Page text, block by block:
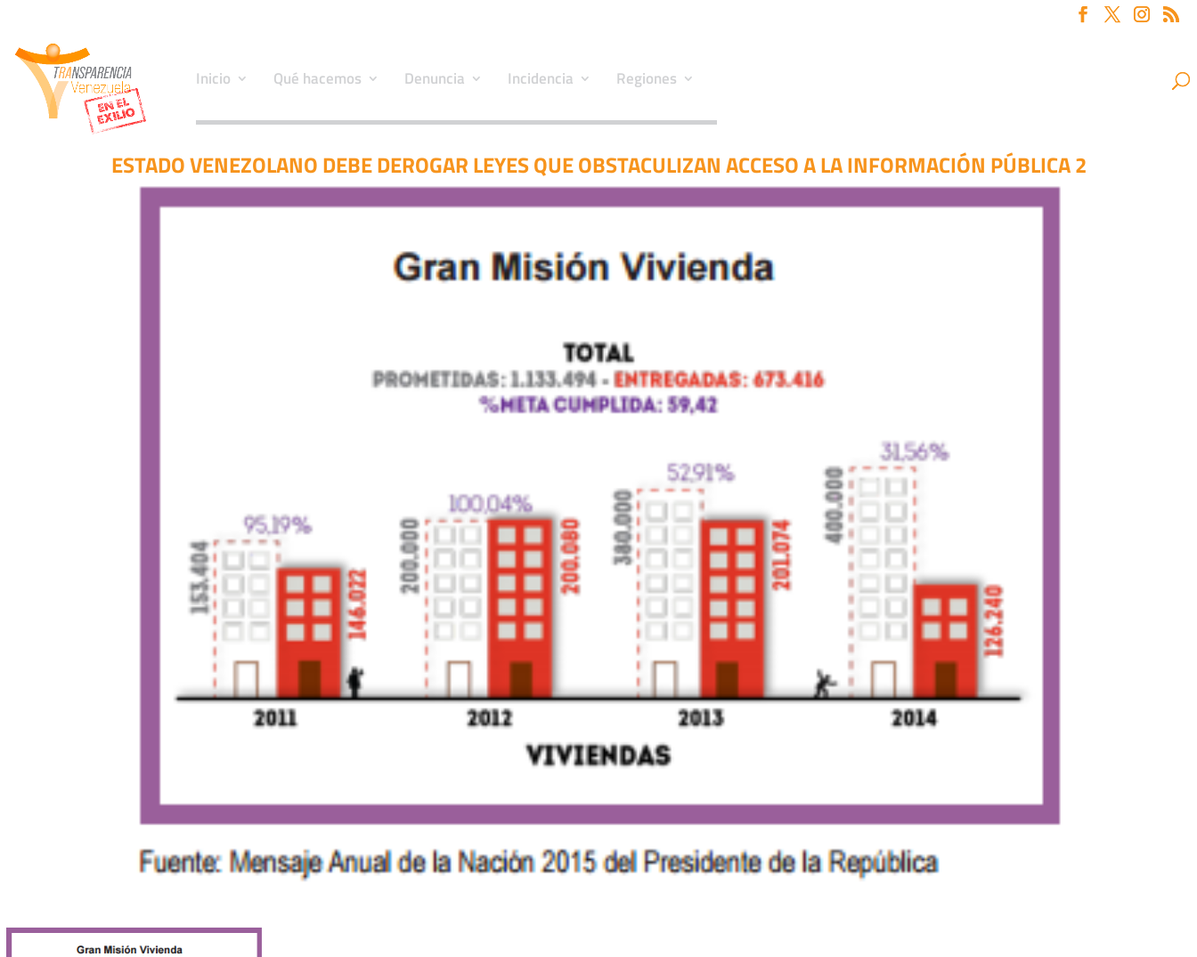
Inicio Qué hacemos Denuncia Incidencia Regiones
ESTADO VENEZOLANO DEBE DEROGAR LEYES QUE OBSTACULIZAN ACCESO A LA INFORMACIÓN PÚBLICA 2